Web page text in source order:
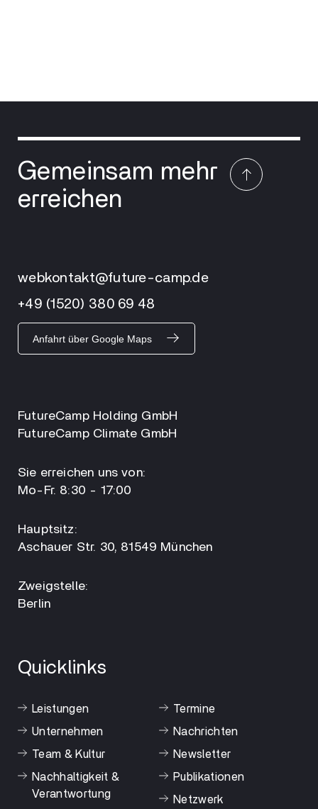
Gemeinsam mehr
erreichen
webkontakt@future-camp.de
+49 (1520) 380 69 48
Anfahrt über Google Maps
FutureCamp Holding GmbH
FutureCamp Climate GmbH
Sie erreichen uns von:
Mo-Fr. 8:30 - 17:00
Hauptsitz:
Aschauer Str. 30, 81549 München
Zweigstelle:
Berlin
Quicklinks
Leistungen
Unternehmen
Team & Kultur
Nachhaltigkeit &
Verantwortung
Termine
Nachrichten
Newsletter
Publikationen
Netzwerk